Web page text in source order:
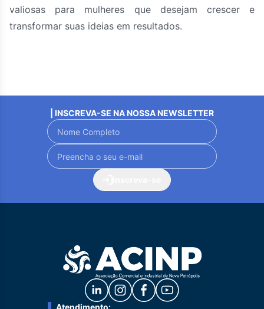
valiosas para mulheres que desejam crescer e
transformar suas ideias em resultados.
| INSCREVA-SE NA NOSSA NEWSLETTER
Atendimento: